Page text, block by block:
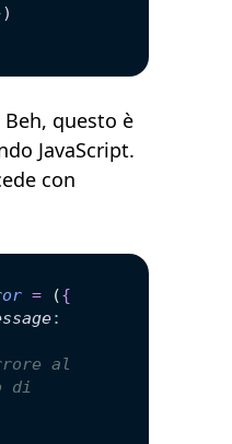
questo è
JavaScript.
con
= ({
:
di